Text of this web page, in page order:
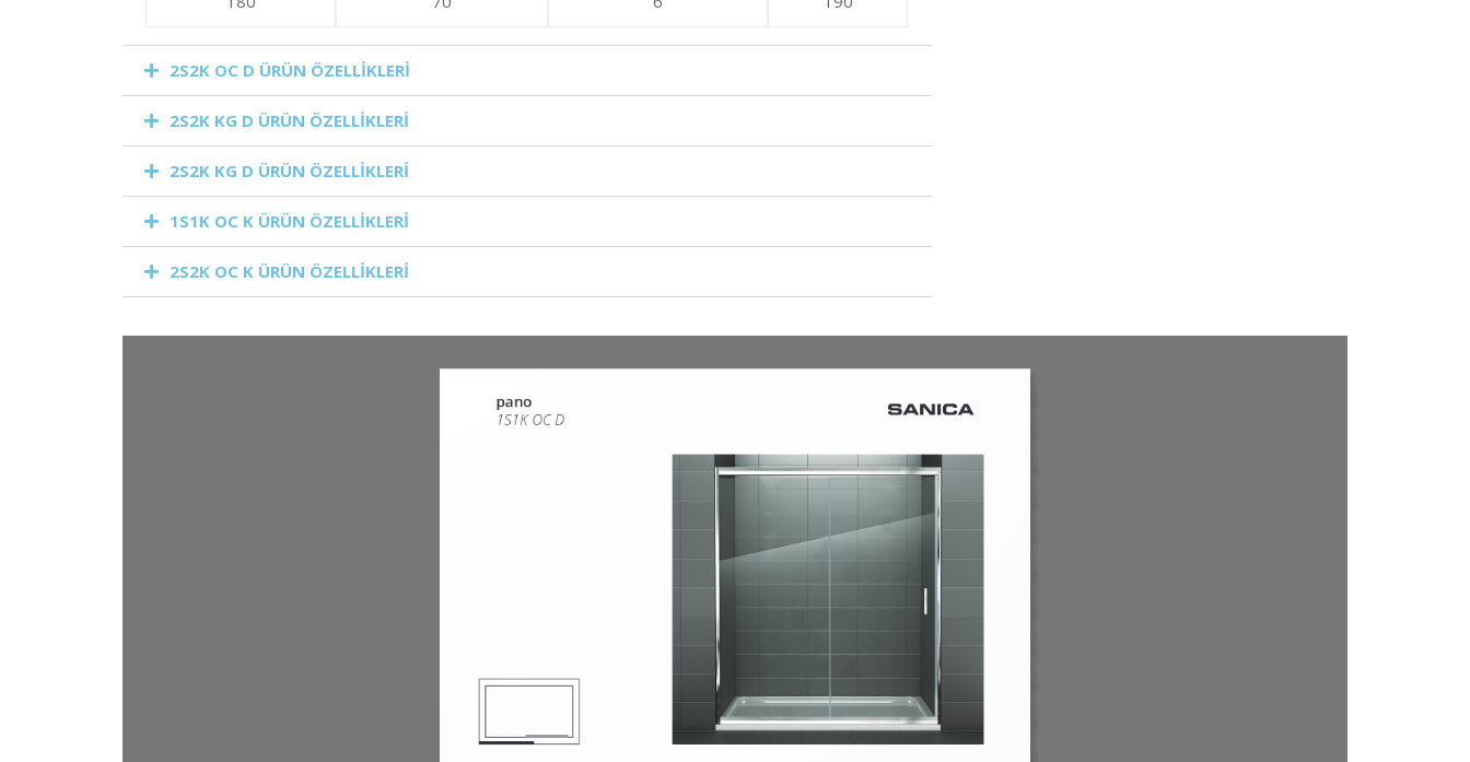
2S2K OC D ÜRÜN ÖZELLİKLERİ
2S2K KG D ÜRÜN ÖZELLİKLERİ
2S2K KG D ÜRÜN ÖZELLİKLERİ
1S1K OC K ÜRÜN ÖZELLİKLERİ
2S2K OC K ÜRÜN ÖZELLİKLERİ